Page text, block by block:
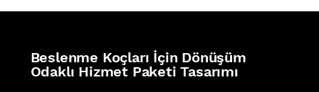
Beslenme Koçları İçin Dönüşüm
Odaklı Hizmet Paketi Tasarımı